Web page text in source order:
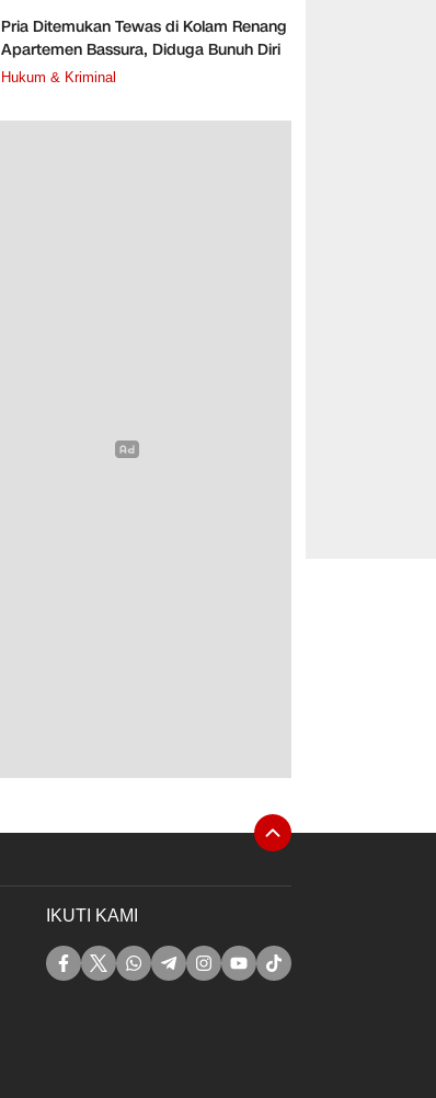
Pria Ditemukan Tewas di Kolam Renang
Apartemen Bassura, Diduga Bunuh Diri
Hukum & Kriminal
IKUTI KAMI